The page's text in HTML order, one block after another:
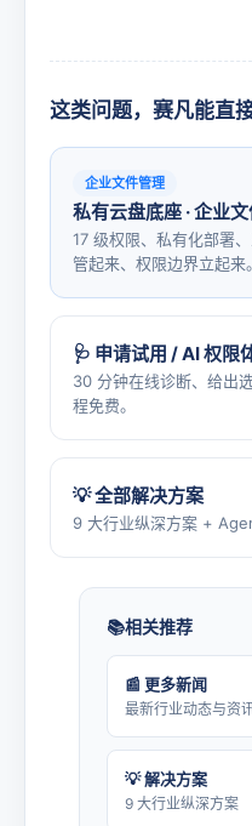
这类问题，赛凡能直
企业文件管理
私有云盘底座 · 企业
17 级权限、私有化部署
管起来、权限边界立起来。
🩺 申请试用 / AI 权限
30 分钟在线诊断、给出
程免费。
💡 全部解决方案
9 大行业纵深方案 +
相关推荐
📰 更多新闻
最新行业动态与资
💡 解决方案
9 大行业纵深方案